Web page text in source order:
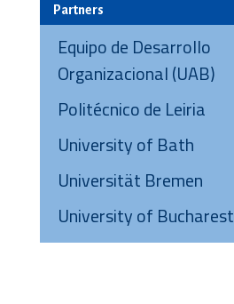
Partners
Equipo de Desarrollo
Organizacional (UAB)
Politécnico de Leiria
University of Bath
Universität Bremen
University of Bucharest